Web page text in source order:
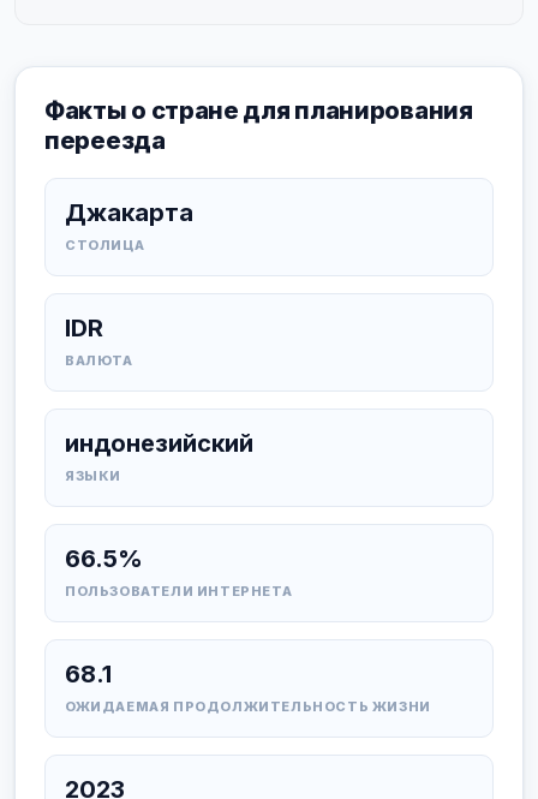
Факты о стране для планирования
переезда
Джакарта
СТОЛИЦА
IDR
ВАЛЮТА
индонезийский
ЯЗЫКИ
66.5%
ПОЛЬЗОВАТЕЛИ ИНТЕРНЕТА
68.1
ОЖИДАЕМАЯ ПРОДОЛЖИТЕЛЬНОСТЬ ЖИЗНИ
2023